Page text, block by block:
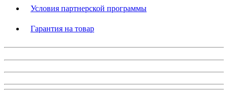
Условия партнерской программы
Гарантия на товар